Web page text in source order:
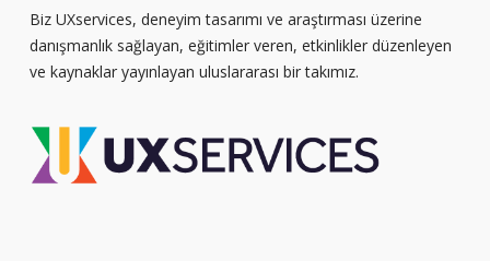
Biz UXservices, deneyim tasarımı ve araştırması üzerine
danışmanlık sağlayan, eğitimler veren, etkinlikler düzenleyen
ve kaynaklar yayınlayan uluslararası bir takımız.